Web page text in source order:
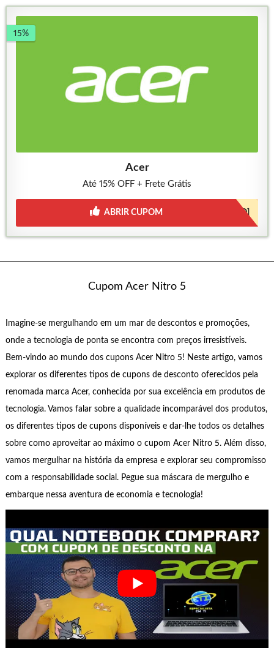
15%
Acer
Até 15% OFF + Frete Grátis
[JÁ INCLUSO]
ABRIR CUPOM
Cupom Acer Nitro 5
Imagine-se mergulhando em um mar de descontos e promoções,
onde a tecnologia de ponta se encontra com preços irresistíveis.
Bem-vindo ao mundo dos cupons Acer Nitro 5! Neste artigo, vamos
explorar os diferentes tipos de cupons de desconto oferecidos pela
renomada marca Acer, conhecida por sua excelência em produtos de
tecnologia. Vamos falar sobre a qualidade incomparável dos produtos,
os diferentes tipos de cupons disponíveis e dar-lhe todos os detalhes
sobre como aproveitar ao máximo o cupom Acer Nitro 5. Além disso,
vamos mergulhar na história da empresa e explorar seu compromisso
com a responsabilidade social. Pegue sua máscara de mergulho e
embarque nessa aventura de economia e tecnologia!